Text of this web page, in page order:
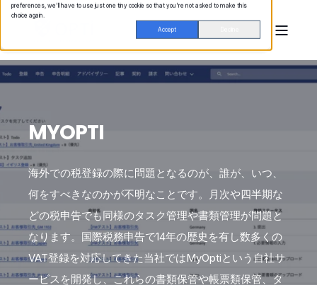
preferences, we'll have to use just one tiny cookie so that you're not asked to make this
choice again.
Accept
MYOPTI
海外での税登録の際に問題となるのが、誰が、いつ、
何をすべきなのかが不明なことです。月次や四半期な
どの税申告でも同様のタスク管理や書類管理が問題と
なります。国際税務申告で14年の歴史を有し数多くの
VAT登録を対応してきた当社ではMyOptiという自社サ
ービスを開発し、これらの書類保管や帳票類保管、タ